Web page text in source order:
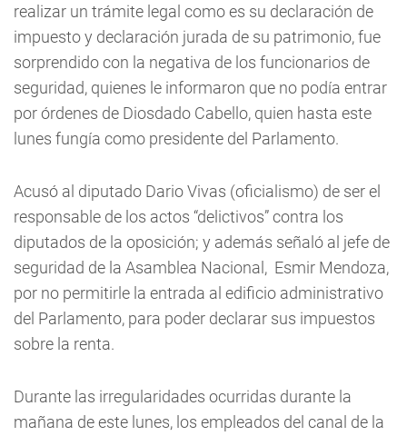
realizar un trámite legal como es su declaración de
impuesto y declaración jurada de su patrimonio, fue
sorprendido con la negativa de los funcionarios de
seguridad, quienes le informaron que no podía entrar
por órdenes de Diosdado Cabello, quien hasta este
lunes fungía como presidente del Parlamento.
Acusó al diputado Dario Vivas (oficialismo) de ser el
responsable de los actos “delictivos” contra los
diputados de la oposición; y además señaló al jefe de
seguridad de la Asamblea Nacional, Esmir Mendoza,
por no permitirle la entrada al edificio administrativo
del Parlamento, para poder declarar sus impuestos
sobre la renta.
Durante las irregularidades ocurridas durante la
mañana de este lunes, los empleados del canal de la